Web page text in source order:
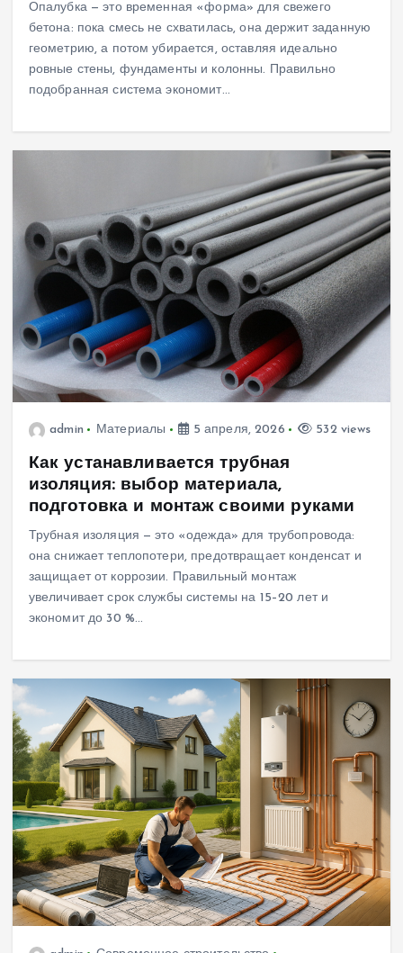
Опалубка — это временная «форма» для свежего
бетона: пока смесь не схватилась, она держит заданную
геометрию, а потом убирается, оставляя идеально
ровные стены, фундаменты и колонны. Правильно
подобранная система экономит…
admin Материалы 5 апреля, 2026 532 views
Как устанавливается трубная
изоляция: выбор материала,
подготовка и монтаж своими руками
Трубная изоляция — это «одежда» для трубопровода:
она снижает теплопотери, предотвращает конденсат и
защищает от коррозии. Правильный монтаж
увеличивает срок службы системы на 15–20 лет и
экономит до 30 %…